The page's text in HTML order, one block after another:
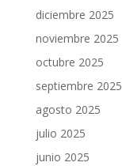
diciembre 2025
noviembre 2025
octubre 2025
septiembre 2025
agosto 2025
julio 2025
junio 2025